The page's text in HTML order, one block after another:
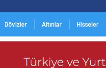
Dövizler Altınlar Hisseler